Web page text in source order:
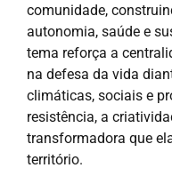
comunidade,
autonomia, saúde e
tema reforça a
na defesa da vida
climáticas, sociais e
resistência, a
transformadora que
território.